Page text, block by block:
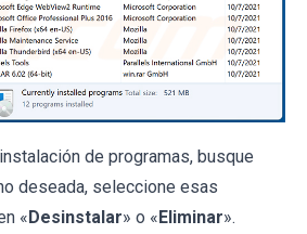
de programas, busque
deseada, seleccione esas
«Desinstalar» o «Eliminar».